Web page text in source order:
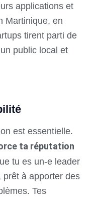
applications et
Martinique, en
tirent parti de
public local et
est essentielle.
ta réputation
tu es un-e leader
prêt à apporter des
Tes